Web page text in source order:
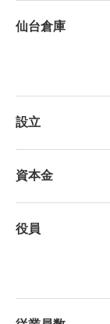
仙台倉庫
設立
資本金
役員